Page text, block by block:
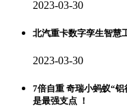
2023-03-30
北汽重卡数字孪生智慧
2023-03-30
7倍自重 奇瑞小蚂蚁“
是最强支点 ！